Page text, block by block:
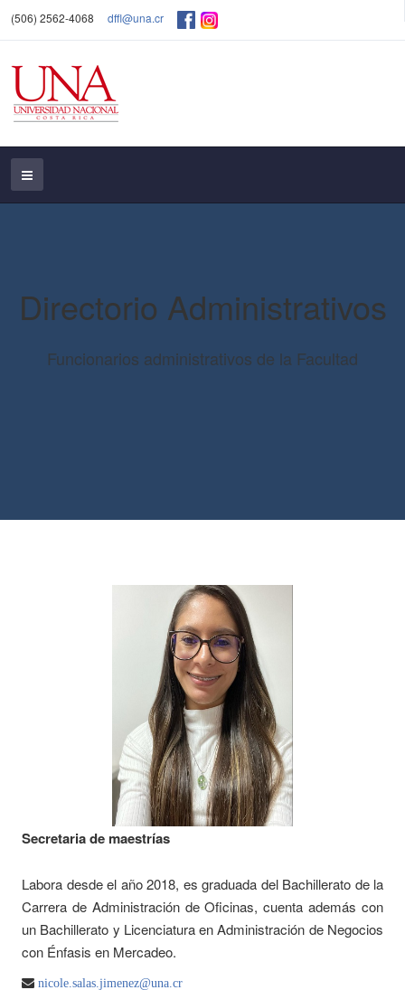
(506) 2562-4068 dffl@una.cr
Directorio Administrativos
Funcionarios administrativos de la Facultad
Secretaria de maestrías
Labora desde el año 2018, es graduada del Bachillerato de la
Carrera de Administración de Oficinas, cuenta además con
un Bachillerato y Licenciatura en Administración de Negocios
con Énfasis en Mercadeo.
nicole.salas.jimenez@una.cr